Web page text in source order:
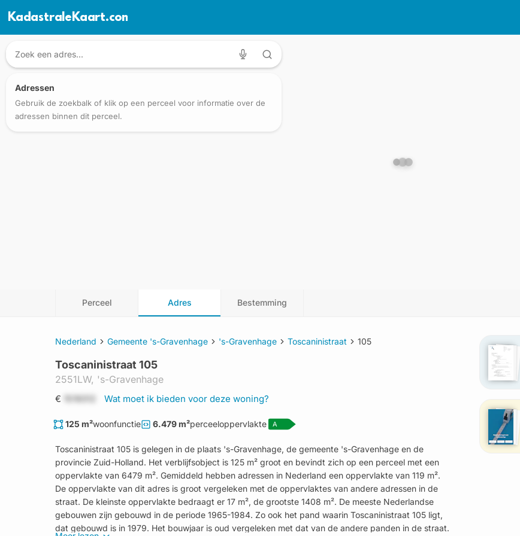
KadastraleKaart.com
Adressen
Gebruik de zoekbalk of klik op een perceel voor informatie over de
adressen binnen dit perceel.
Perceel Adres Bestemming
Nederland Gemeente 's-Gravenhage 's-Gravenhage Toscaninistraat 105
Toscaninistraat 105
2551LW, 's-Gravenhage
€ 1519312 Wat moet ik bieden voor deze woning?
125 m²woonfunctie 6.479 m²perceeloppervlakte A
Toscaninistraat 105 is gelegen in de plaats 's-Gravenhage, de gemeente 's-Gravenhage en de
provincie Zuid-Holland. Het verblijfsobject is 125 m² groot en bevindt zich op een perceel met een
oppervlakte van 6479 m². Gemiddeld hebben adressen in Nederland een oppervlakte van 119 m².
De oppervlakte van dit adres is groot vergeleken met de oppervlaktes van andere adressen in de
straat. De kleinste oppervlakte bedraagt er 17 m², de grootste 1408 m². De meeste Nederlandse
gebouwen zijn gebouwd in de periode 1965-1984. Zo ook het pand waarin Toscaninistraat 105 ligt,
dat gebouwd is in 1979. Het bouwjaar is oud vergeleken met dat van de andere panden in de straat.